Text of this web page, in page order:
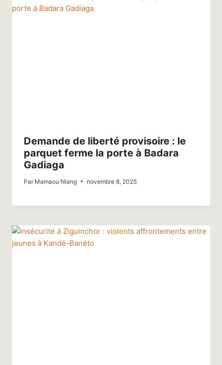
Demande de liberté provisoire : le
parquet ferme la porte à Badara
Gadiaga
Par Mamaou Niang novembre 8, 2025